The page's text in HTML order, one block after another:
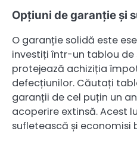
Opțiuni de garanție și
O garanție solidă este
investiți într-un tablou de
protejează achiziția
defecțiunilor. Căutați
garanții de cel puțin un
acoperire extinsă. Acest
sufletească și economisi